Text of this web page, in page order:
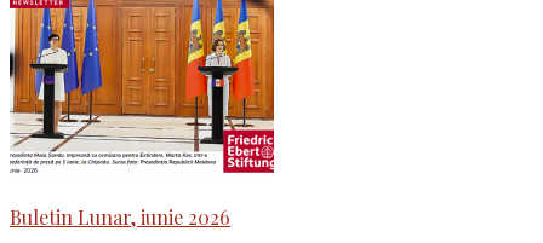
Buletin Lunar, iunie 2026